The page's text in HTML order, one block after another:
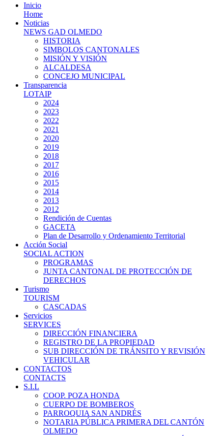
Inicio
Home
Noticias
NEWS GAD OLMEDO
HISTORIA
SIMBOLOS CANTONALES
MISIÓN Y VISIÓN
ALCALDESA
CONCEJO MUNICIPAL
Transparencia
LOTAIP
2024
2023
2022
2021
2020
2019
2018
2017
2016
2015
2014
2013
2012
Rendición de Cuentas
GACETA
Plan de Desarrollo y Ordenamiento Territorial
Acción Social
SOCIAL ACTION
PROGRAMAS
JUNTA CANTONAL DE PROTECCIÓN DE
DERECHOS
Turismo
TOURISM
CASCADAS
Servicios
SERVICES
DIRECCIÓN FINANCIERA
REGISTRO DE LA PROPIEDAD
SUB DIRECCIÓN DE TRÁNSITO Y REVISIÓN
VEHICULAR
CONTACTOS
CONTACTS
S.I.L
COOP. POZA HONDA
CUERPO DE BOMBEROS
PARROQUIA SAN ANDRÉS
NOTARIA PÚBLICA PRIMERA DEL CANTÓN
OLMEDO